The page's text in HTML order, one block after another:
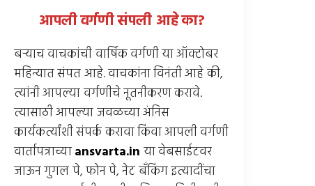
आपली वर्गणी संपली आहेका?
बर्‍याच वाचकांची वार्षिक वर्गणी या ऑक्टोबर
महिन्यात संपत आहे. वाचकांना विनंती आहे की,
त्यांनी आपल्या वर्गणीचे नूतनीकरण करावे.
त्यासाठी आपल्या जवळच्या अंनिस
कार्यकर्त्यांशी संपर्क करावा किंवा आपली वर्गणी
वार्तापत्राच्याansvarta.in या वेबसाईटवर
जाऊन गुगल पे, फोन पे, नेट बँकिंग इत्यादींचा